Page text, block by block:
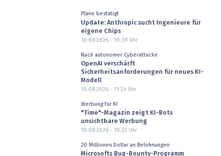
Pläne bestätigt
Update: Anthropic sucht Ingenieure für
eigene Chips
10.08.2026 - 10:39 Uhr
Nach autonomer Cyberattacke
OpenAI verschärft
Sicherheitsanforderungen für neues KI-
Modell
10.08.2026 - 11:24Uhr
Werbung für KI
"Time"-Magazin zeigt KI-Bots
unsichtbare Werbung
10.08.2026 - 10:22 Uhr
20 Millionen Dollar an Belohnungen
Microsofts Bug-Bounty-Programm